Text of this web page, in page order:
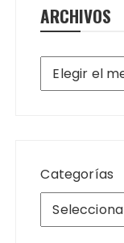
ARCHIVOS
Archivos
Categorías